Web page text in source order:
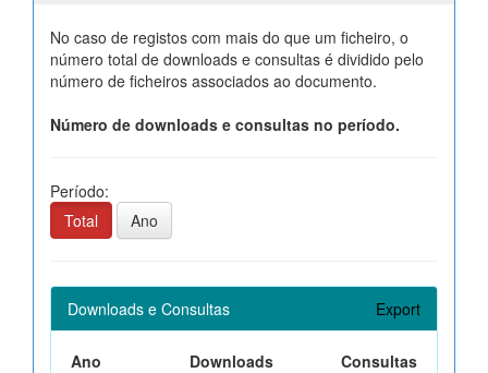
No caso de registos com mais do que um ficheiro, o
número total de downloads e consultas é dividido pelo
número de ficheiros associados ao documento.
Número de downloads e consultas no período.
Período:
Total
Ano
Downloads e Consultas Export
Ano Downloads
Consultas